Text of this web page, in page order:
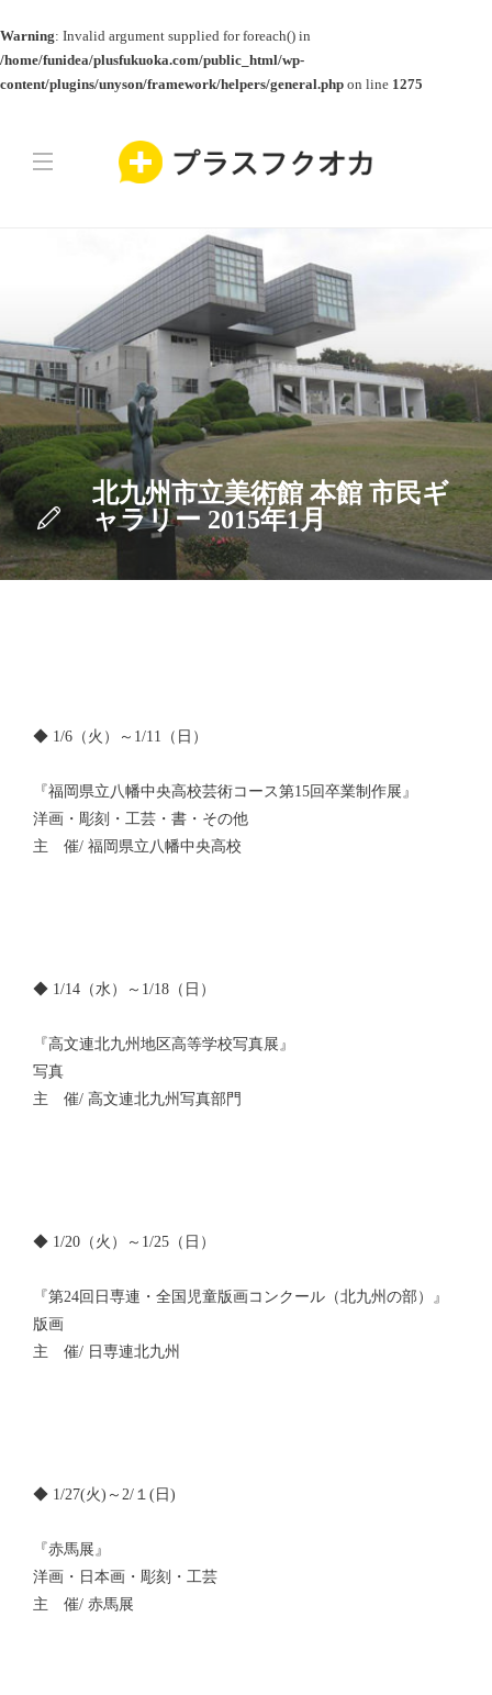
Warning: Invalid argument supplied for foreach() in
/home/funidea/plusfukuoka.com/public_html/wp-
content/plugins/unyson/framework/helpers/general.php on line 1275
北九州市立美術館 本館 市民ギ
ャラリー 2015年1月
◆ 1/6（火）～1/11（日）
『福岡県立八幡中央高校芸術コース第15回卒業制作展』
洋画・彫刻・工芸・書・その他
主 催/ 福岡県立八幡中央高校
◆ 1/14（水）～1/18（日）
『高文連北九州地区高等学校写真展』
写真
主 催/ 高文連北九州写真部門
◆ 1/20（火）～1/25（日）
『第24回日専連・全国児童版画コンクール（北九州の部）』
版画
主 催/ 日専連北九州
◆ 1/27(火)～2/１(日)
『赤馬展』
洋画・日本画・彫刻・工芸
主 催/ 赤馬展